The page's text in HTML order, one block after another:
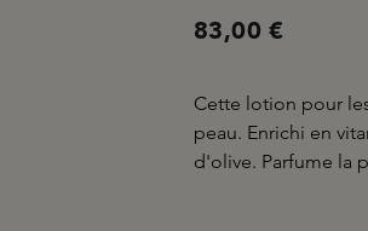
83,00 €
Cette lotion pour
peau. Enrichi en
d'olive. Parfume la